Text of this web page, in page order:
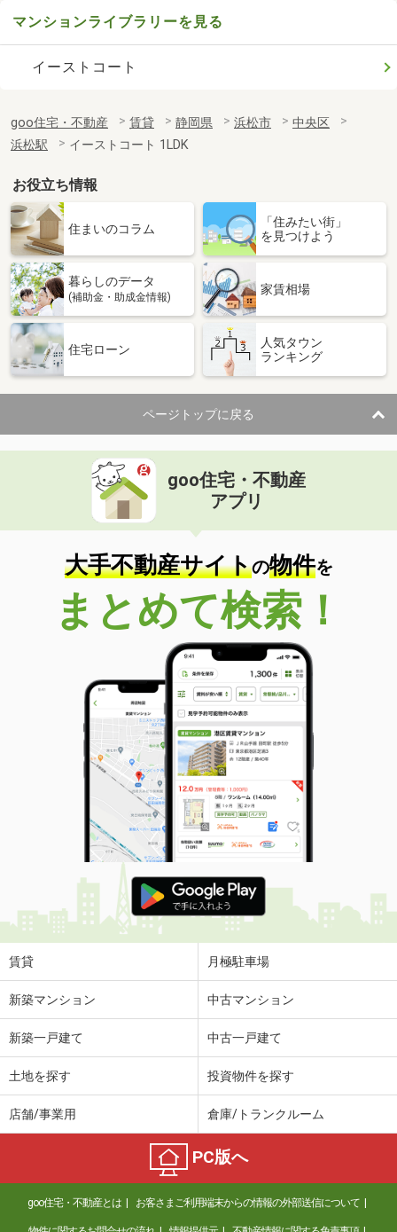
マンションライブラリーを見る
イーストコート
goo住宅・不動産 賃貸 静岡県 浜松市
中央区
浜松駅
イーストコート 1LDK
お役立ち情報
住まいのコラム
「住みたい街」
を見つけよう
暮らしのデータ
(補助金・助成金情報)
家賃相場
住宅ローン
人気タウン
ランキング
ページトップに戻る
goo住宅・不動産
アプリ
大手不動産サイトの物件を
まとめて検索！
賃貸 月極駐車場
新築マンション 中古マンション
新築一戸建て 中古一戸建て
土地を探す 投資物件を探す
店舗/事業用 倉庫/トランクルーム
PC版へ
goo住宅・不動産とは お客さまご利用端末からの情報の外部送信について